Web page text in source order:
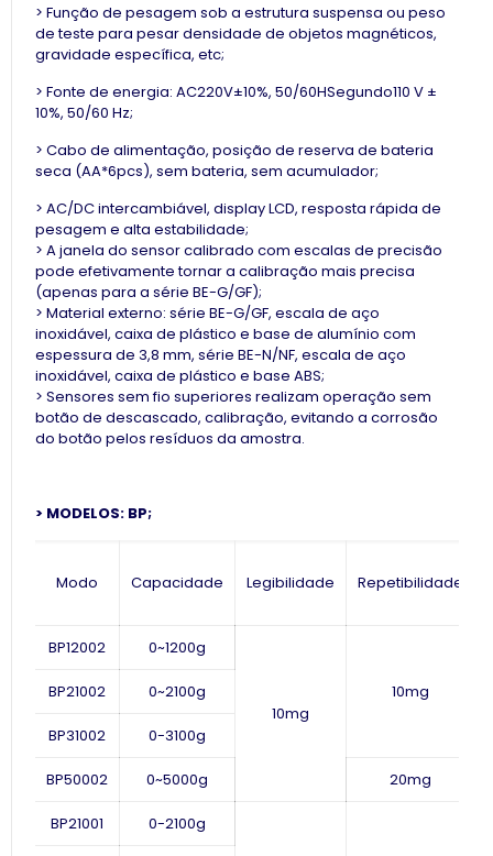
> Função de pesagem sob a estrutura suspensa ou peso
de teste para pesar densidade de objetos magnéticos,
gravidade específica, etc;
> Fonte de energia:AC220V±10%, 50/60HSegundo110 V ±
10%, 50/60 Hz;
> Cabo de alimentação, posição de reserva de bateria
seca (AA*6pcs), sem bateria, sem acumulador;
> AC/DC intercambiável, display LCD, resposta rápida de
pesagem e alta estabilidade;
> A janela do sensor calibrado com escalas de precisão
pode efetivamente tornar a calibração mais precisa
(apenas para a série BE-G/GF);
> Material externo:série BE-G/GF, escala de aço
inoxidável, caixa de plástico e base de alumínio com
espessura de 3,8 mm,série BE-N/NF, escala de aço
inoxidável, caixa de plástico e base ABS;
> Sensores sem fio superiores realizam operação sem
botão de descascado, calibração, evitando a corrosão
do botão pelos resíduos da amostra.
> MODELOS: BP;
Modo Capacidade Legibilidade Repetibilidade
BP12002 0~1200g
10mg
10mg
BP21002 0~2100g
BP31002 0-3100g
BP50002 0~5000g 20mg
BP21001 0-2100g